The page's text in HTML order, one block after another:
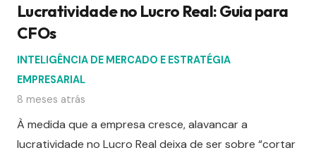
Lucratividade no Lucro Real: Guia para
CFOs
INTELIGÊNCIA DE MERCADO E ESTRATÉGIA
EMPRESARIAL
8 meses atrás
À medida que a empresa cresce, alavancar a
lucratividade no Lucro Real deixa de ser sobre “cortar